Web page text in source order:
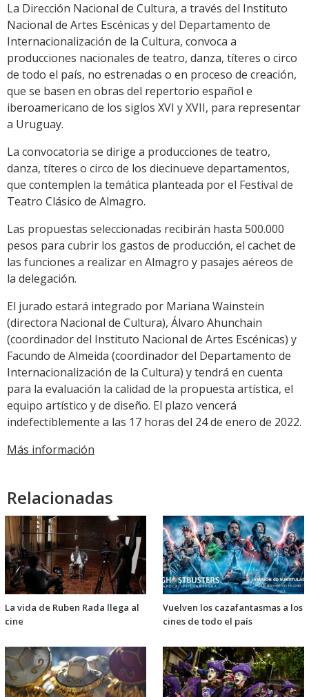
La Dirección Nacional de Cultura, a través del Instituto
Nacional de Artes Escénicas y del Departamento de
Internacionalización de la Cultura, convoca a
producciones nacionales de teatro, danza, títeres o circo
de todo el país, no estrenadas o en proceso de creación,
que se basen en obras del repertorio español e
iberoamericano de los siglos XVI y XVII, para representar
a Uruguay.
La convocatoria se dirige a producciones de teatro,
danza, títeres o circo de los diecinueve departamentos,
que contemplen la temática planteada por el Festival de
Teatro Clásico de Almagro.
Las propuestas seleccionadas recibirán hasta 500.000
pesos para cubrir los gastos de producción, el cachet de
las funciones a realizar en Almagro y pasajes aéreos de
la delegación.
El jurado estará integrado por Mariana Wainstein
(directora Nacional de Cultura), Álvaro Ahunchain
(coordinador del Instituto Nacional de Artes Escénicas) y
Facundo de Almeida (coordinador del Departamento de
Internacionalización de la Cultura) y tendrá en cuenta
para la evaluación la calidad de la propuesta artística, el
equipo artístico y de diseño. El plazo vencerá
indefectiblemente a las 17 horas del 24 de enero de 2022.
Más información
Relacionadas
La vida de Ruben Rada llega al
cine
Vuelven los cazafantasmas a los
cines de todo el país